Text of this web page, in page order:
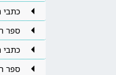
ספר
כתבי
ספר